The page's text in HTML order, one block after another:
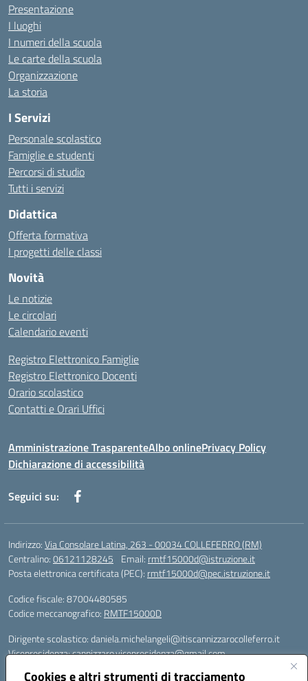
Cookies e altri strumenti di tracciamento
Presentazione
I luoghi
I numeri della scuola
Le carte della scuola
Organizzazione
La storia
I Servizi
Personale scolastico
Famiglie e studenti
Percorsi di studio
Tutti i servizi
Didattica
Offerta formativa
I progetti delle classi
Novità
Le notizie
Le circolari
Calendario eventi
Registro Elettronico Famiglie
Registro Elettronico Docenti
Orario scolastico
Contatti e Orari Uffici
Amministrazione TrasparenteAlbo onlinePrivacy Policy
Dichiarazione di accessibilità
Seguici su:
Indirizzo:Via Consolare Latina, 263 - 00034 COLLEFERRO (RM)
Centralino:06121128245 Email: rmtf15000d@istruzione.it
Posta elettronica certificata (PEC): rmtf15000d@pec.istruzione.it
Codice fiscale: 87004480585
Codice meccanografico: RMTF15000D
Dirigente scolastico: daniela.michelangeli@itiscannizzarocolleferro.it
Vicepresidenza: cannizzaro.vicepresidenza@gmail.com